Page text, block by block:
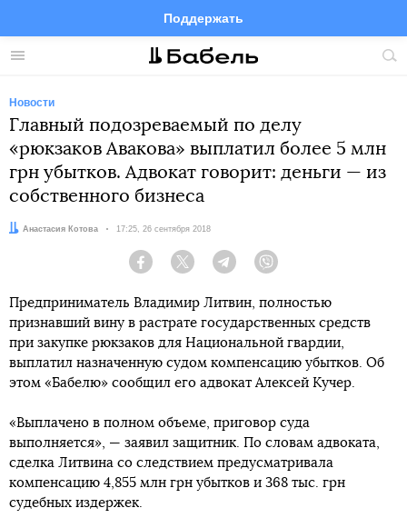
Меню
Поддержать
FacebookTelegramTwitter
Новости
Главный подозреваемый по делу
«рюкзаков Авакова» выплатил более 5 млн
грн убытков. Адвокат говорит: деньги — из
собственного бизнеса
Автор:
Анастасия Котова Дата:
17:25, 26 сентября 2018
Facebook Twitter Telegram
Предприниматель Владимир Литвин, полностью
признавший вину в растрате государственных средств
при закупке рюкзаков для Национальной гвардии,
выплатил назначенную судом компенсацию убытков. Об
этом «Бабелю» сообщил его адвокат Алексей Кучер.
«Выплачено в полном объеме, приговор суда
выполняется», — заявил защитник. По словам адвоката,
сделка Литвина со следствием предусматривала
компенсацию 4,855 млн грн убытков и 368 тыс. грн
судебных издержек.